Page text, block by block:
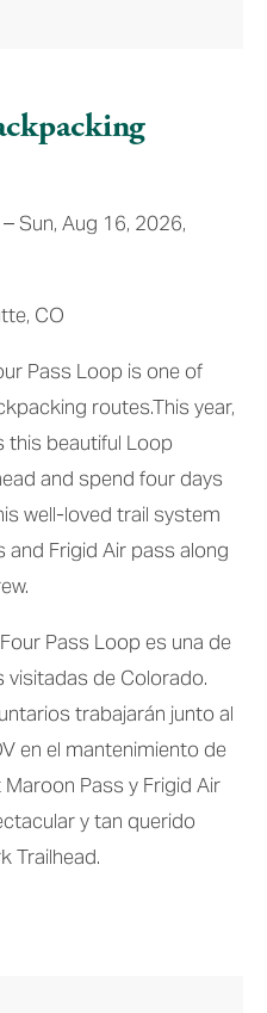
Sun, Aug 16, 2026
CO
Pass Loop is one of
routes.This year,
this beautiful Loop
and spend four days
well-loved trail system
Frigid Air pass along
Pass Loop es una de
de Colorado.
trabajarán junto al
en el mantenimiento de
Pass y Frigid Air
y tan querido
Trailhead.